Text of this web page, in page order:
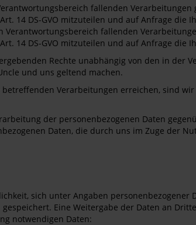
fallenden
14 DS-GVO mitzuteilen und auf Anfrage die
fallenden
14 DS-GVO mitzuteilen und auf Anfrage die
Rechte unabhängig von den in
und uns geltend machen.
Verarbeitungen erreichen, sind
der personenbezogenen Daten
Daten, die durch uns im Zuge der
sich unter Angaben
Eine Weitergabe der Daten an
notwendigen Daten: